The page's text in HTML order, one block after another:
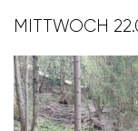
MITTWOCH